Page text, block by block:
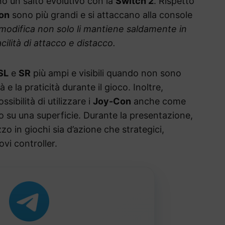
sono più grandi e si attaccano alla console
non solo li mantiene saldamente in
di attacco e distacco.
e SR più ampi e visibili quando non sono
e la praticità durante il gioco. Inoltre,
di utilizzare i Joy-Con anche come
una superficie. Durante la presentazione,
in giochi sia d’azione che strategici,
controller.